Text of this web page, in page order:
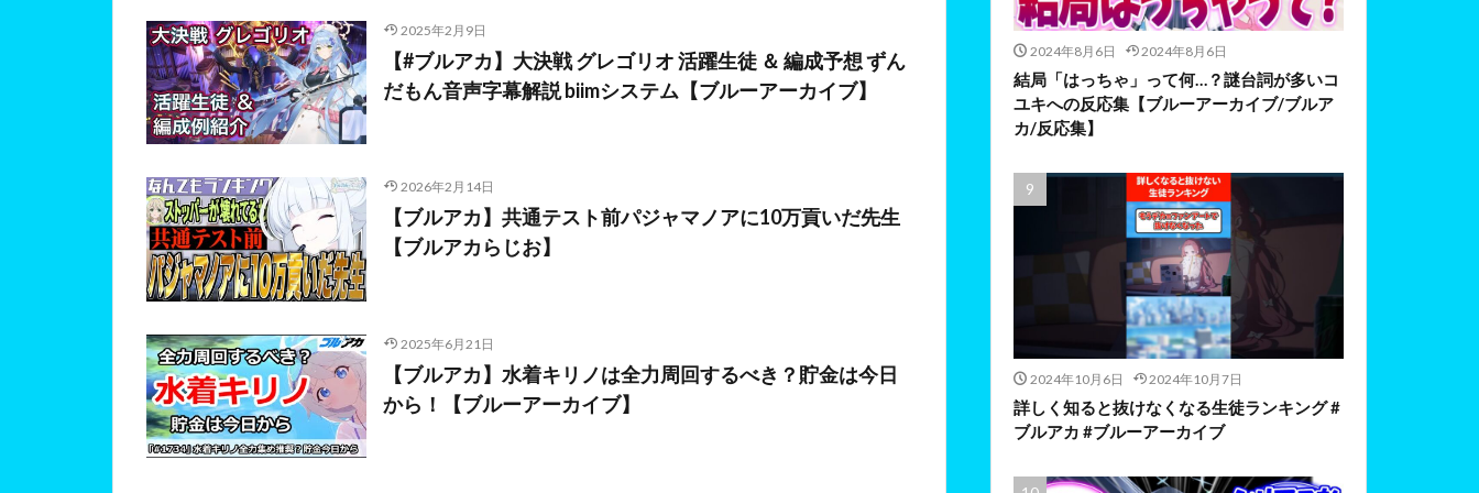
2025年2月9日
【#ブルアカ】大決戦 グレゴリオ 活躍生徒 ＆ 編成予想 ずん
だもん音声字幕解説 biimシステム【ブルーアーカイブ】
2026年2月14日
【ブルアカ】共通テスト前パジャマノアに10万貢いだ先生
【ブルアカらじお】
2025年6月21日
【ブルアカ】水着キリノは全力周回するべき？貯金は今日
から！【ブルーアーカイブ】
2024年8月6日 2024年8月6日
結局「はっちゃ」って何…？謎台詞が多いコ
ユキへの反応集【ブルーアーカイブ/ブルア
カ/反応集】
2024年10月6日 2024年10月7日
詳しく知ると抜けなくなる生徒ランキング #
ブルアカ #ブルーアーカイブ